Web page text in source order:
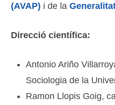
(AVAP) i de la
Direcció científica:
Antonio Ariño
Sociologia de la
Ramon Llopis Goig,